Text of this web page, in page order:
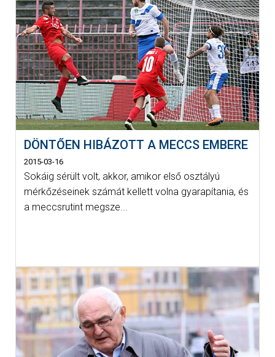
DÖNTŐEN HIBÁZOTT A MECCS EMBERE
2015-03-16
Sokáig sérült volt, akkor, amikor első osztályú
mérkőzéseinek számát kellett volna gyarapítania, és
a meccsrutint megsze...